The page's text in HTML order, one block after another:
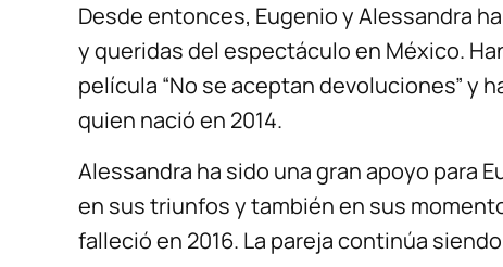
Desde entonces, Eugenio y Alessandra
y queridas del espectáculo en México.
película “No se aceptan devoluciones” y
quien nació en 2014.
Alessandra ha sido una gran apoyo para
en sus triunfos y también en sus
falleció en 2016. La pareja continúa